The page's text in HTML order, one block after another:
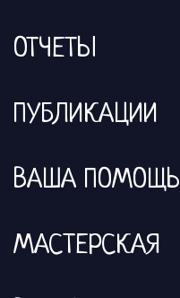
ОТЧЕТЫ
ПУБЛИКАЦИИ
ВАША ПОМОЩЬ
МАСТЕРСКАЯ